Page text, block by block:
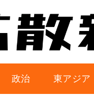
政治 東アジア